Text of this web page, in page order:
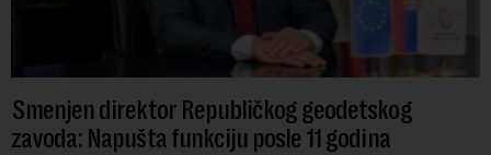
Smenjen direktor Republičkog geodetskog
zavoda: Napušta funkciju posle 11 godina